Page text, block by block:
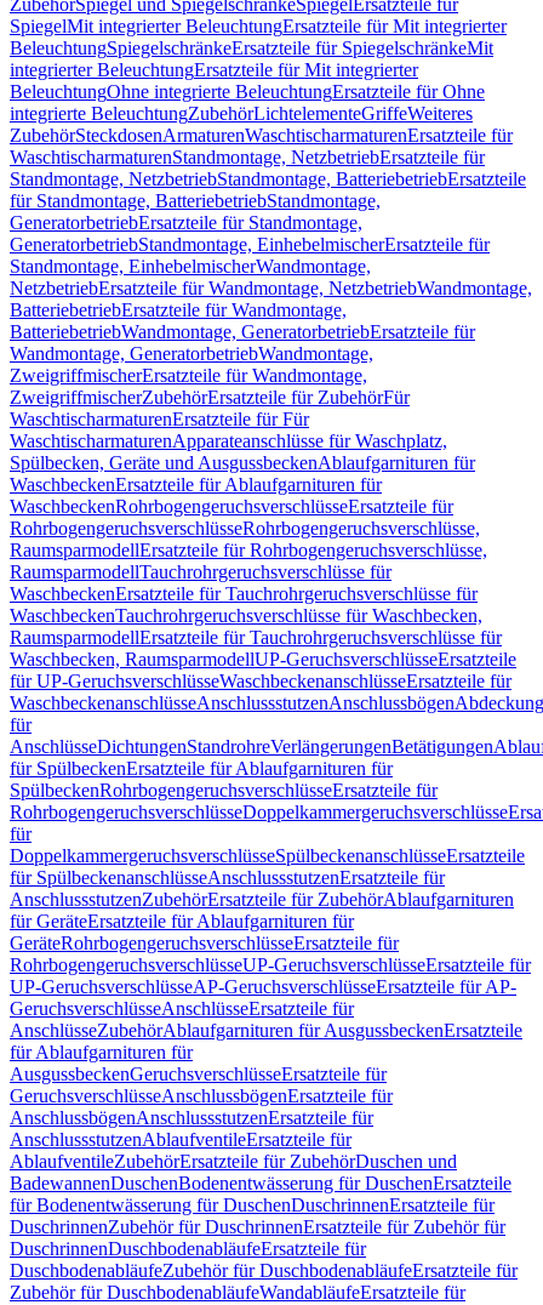
ZubehörSpiegel und SpiegelschränkeSpiegel Ersatzteile für
SpiegelMit integrierter BeleuchtungErsatzteile für Mit integrierter
BeleuchtungSpiegelschränkeErsatzteile für SpiegelschränkeMit
integrierter BeleuchtungErsatzteile für Mit integrierter
BeleuchtungOhne integrierte BeleuchtungErsatzteile für Ohne
integrierte BeleuchtungZubehörLichtelementeGriffeWeiteres
ZubehörSteckdosenArmaturenWaschtischarmaturenErsatzteile für
WaschtischarmaturenStandmontage, NetzbetriebErsatzteile für
Standmontage, NetzbetriebStandmontage, BatteriebetriebErsatzteile
für Standmontage, BatteriebetriebStandmontage,
GeneratorbetriebErsatzteile für Standmontage,
GeneratorbetriebStandmontage, EinhebelmischerErsatzteile für
Standmontage, EinhebelmischerWandmontage,
NetzbetriebErsatzteile für Wandmontage, NetzbetriebWandmontage,
BatteriebetriebErsatzteile für Wandmontage,
BatteriebetriebWandmontage, GeneratorbetriebErsatzteile für
Wandmontage, GeneratorbetriebWandmontage,
ZweigriffmischerErsatzteile für Wandmontage,
ZweigriffmischerZubehörErsatzteile für ZubehörFür
WaschtischarmaturenErsatzteile für Für
WaschtischarmaturenApparateanschlüsse für Waschplatz,
Spülbecken, Geräte und AusgussbeckenAblaufgarnituren für
WaschbeckenErsatzteile für Ablaufgarnituren für
WaschbeckenRohrbogengeruchsverschlüsseErsatzteile für
RohrbogengeruchsverschlüsseRohrbogengeruchsverschlüsse,
RaumsparmodellErsatzteile für Rohrbogengeruchsverschlüsse,
RaumsparmodellTauchrohrgeruchsverschlüsse für
WaschbeckenErsatzteile für Tauchrohrgeruchsverschlüsse für
WaschbeckenTauchrohrgeruchsverschlüsse für Waschbecken,
RaumsparmodellErsatzteile für Tauchrohrgeruchsverschlüsse für
Waschbecken, RaumsparmodellUP-GeruchsverschlüsseErsatzteile
für UP-GeruchsverschlüsseWaschbeckenanschlüsseErsatzteile für
WaschbeckenanschlüsseAnschlussstutzenAnschlussbögen
für
AnschlüsseDichtungenStandrohreVerlängerungenBetätigungen
für SpülbeckenErsatzteile für Ablaufgarnituren für
SpülbeckenRohrbogengeruchsverschlüsseErsatzteile für
RohrbogengeruchsverschlüsseDoppelkammergeruchsverschlüsse
für
DoppelkammergeruchsverschlüsseSpülbeckenanschlüsseErsatzteile
für SpülbeckenanschlüsseAnschlussstutzenErsatzteile für
AnschlussstutzenZubehörErsatzteile für ZubehörAblaufgarnituren
für GeräteErsatzteile für Ablaufgarnituren für
GeräteRohrbogengeruchsverschlüsseErsatzteile für
RohrbogengeruchsverschlüsseUP-GeruchsverschlüsseErsatzteile für
UP-GeruchsverschlüsseAP-GeruchsverschlüsseErsatzteile für AP-
GeruchsverschlüsseAnschlüsseErsatzteile für
AnschlüsseZubehörAblaufgarnituren für AusgussbeckenErsatzteile
für Ablaufgarnituren für
AusgussbeckenGeruchsverschlüsseErsatzteile für
GeruchsverschlüsseAnschlussbögenErsatzteile für
AnschlussbögenAnschlussstutzenErsatzteile für
AnschlussstutzenAblaufventileErsatzteile für
AblaufventileZubehörErsatzteile für ZubehörDuschen und
BadewannenDuschenBodenentwässerung für DuschenErsatzteile
für Bodenentwässerung für DuschenDuschrinnenErsatzteile für
DuschrinnenZubehör für DuschrinnenErsatzteile für Zubehör für
DuschrinnenDuschbodenabläufeErsatzteile für
DuschbodenabläufeZubehör für DuschbodenabläufeErsatzteile für
Zubehör für DuschbodenabläufeWandabläufeErsatzteile für